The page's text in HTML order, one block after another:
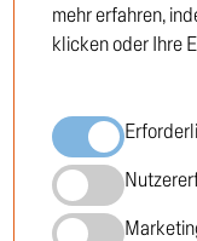
mehr erfahren,
klicken oder Ihre